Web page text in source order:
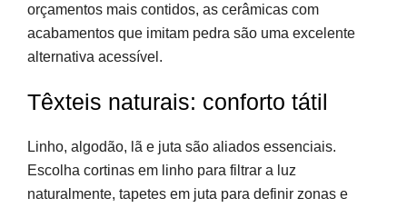
orçamentos mais contidos, as cerâmicas com
acabamentos que imitam pedra são uma excelente
alternativa acessível.
Têxteis naturais: conforto tátil
Linho, algodão, lã e juta são aliados essenciais.
Escolha cortinas em linho para filtrar a luz
naturalmente, tapetes em juta para definir zonas e